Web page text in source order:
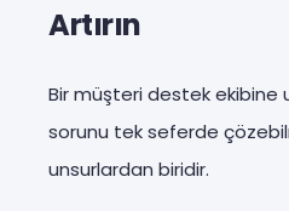
Artırın
Bir müşteri destek ekibine
sorunu tek seferde
unsurlardan biridir.